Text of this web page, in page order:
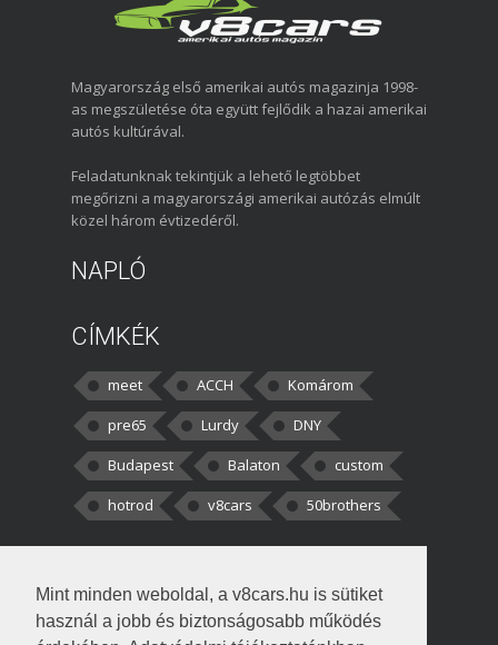
Mint minden weboldal, a v8cars.hu is sütiket
használ a jobb és biztonságosabb működés
Magyarország első amerikai autós magazinja 1998-
as megszületése óta együtt fejlődik a hazai amerikai
autós kultúrával.
Feladatunknak tekintjük a lehető legtöbbet
megőrizni a magyarországi amerikai autózás elmúlt
közel három évtizedéről.
NAPLÓ
CÍMKÉK
meet ACCH
Komárom
pre65
Lurdy
DNY
Budapest
Balaton
custom
hotrod
v8cars 50brothers
kortisz:Elszúrtam! Én csak két
darabbaal számoltam. Nem tudtam, hogy fél autót,